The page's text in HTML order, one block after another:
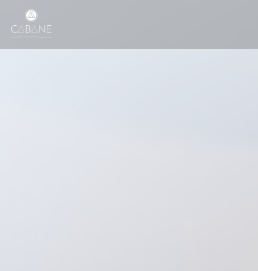
Πίνακας διαχείρισης "Μπισκότων" (Cookies)